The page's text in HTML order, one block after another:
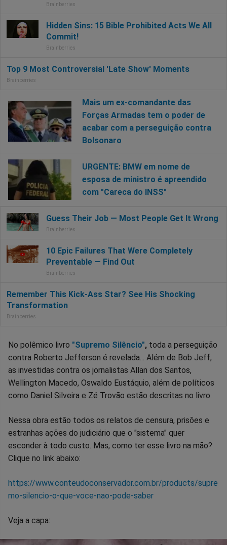
Mais um ex-comandante das
Forças Armadas tem o poder de
acabar com a perseguição contra
Bolsonaro
URGENTE: BMW em nome de
esposa de ministro é apreendido
com "Careca do INSS"
No polêmico livro "Supremo Silêncio", toda a perseguição
contra Roberto Jefferson é revelada... Além de Bob Jeff,
as investidas contra os jornalistas Allan dos Santos,
Wellington Macedo, Oswaldo Eustáquio, além de políticos
como Daniel Silveira e Zé Trovão estão descritas no livro.
Nessa obra estão todos os relatos de censura, prisões e
estranhas ações do judiciário que o "sistema" quer
esconder à todo custo. Mas, como ter esse livro na mão?
Clique no link abaixo:
https://www.conteudoconservador.com.br/products/supre
mo-silencio-o-que-voce-nao-pode-saber
Veja a capa: